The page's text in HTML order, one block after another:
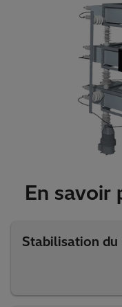
En savoir
Stabilisation du